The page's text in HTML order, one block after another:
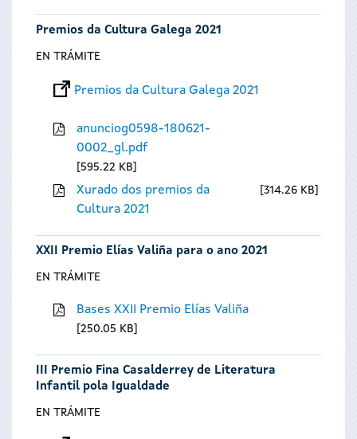
Premios da Cultura Galega 2021
EN TRÁMITE
Premios da Cultura Galega 2021
anunciog0598-180621-
0002_gl.pdf
595.22 KB
Xurado dos premios da
Cultura 2021
314.26 KB
XXII Premio Elías Valiña para o ano 2021
EN TRÁMITE
Bases XXII Premio Elías Valiña
250.05 KB
III Premio Fina Casalderrey de Literatura
Infantil pola Igualdade
EN TRÁMITE